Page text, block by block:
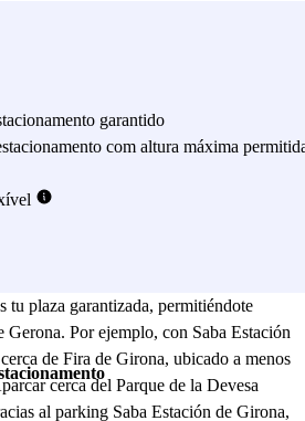
de video vigilancia continua que ofrecen
Saba Estación de Girona es la
tu vehículo y disfrutar de tu estancia.
puedes disponer desde servicios de
y SNCF) hasta servicios de alta
tanto destinos nacionales como
tu plaza garantizada, permitiéndote
Gerona. Por ejemplo, con Saba Estación
de Fira de Girona, ubicado a menos
cerca del Parque de la Devesa
al parking Saba Estación de Girona,
garantido
com altura máxima